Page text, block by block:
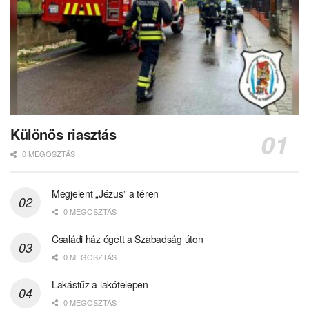
Különös riasztás
0 MEGOSZTÁS
Megjelent „Jézus” a téren
0 MEGOSZTÁS
Családi ház égett a Szabadság úton
0 MEGOSZTÁS
Lakástűz a lakótelepen
0 MEGOSZTÁS